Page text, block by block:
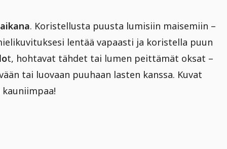
. Koristellusta puusta lumisiin maisemiin –
lentää vapaasti ja koristella puun
t, hohtavat tähdet tai lumen peittämät oksat –
tai luovaan puuhaan lasten kanssa. Kuvat